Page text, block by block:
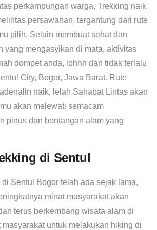
perkampungan warga, Trekking naik
persawahan, tergantung dari rute
pilih. Selain membuat sehat dan
yang mengasyikan di mata, aktivitas
dompet anda, lohhh dan tidak terlalu
City, Bogor, Jawa Barat. Rute
naik, lelah Sahabat Lintas akan
akan melewati semacam
pinus dan bentangan alam yang
di Sentul
Sentul Bogor telah ada sejak lama,
minat masyarakat akan
terus berkembang wisata alam di
masyarakat untuk melakukan hiking di